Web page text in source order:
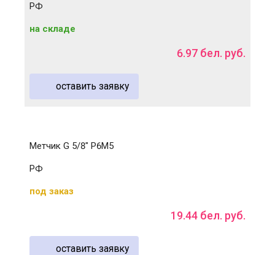
РФ
на складе
6.97 бел. руб.
оставить заявку
Метчик G 5/8" Р6М5
РФ
под заказ
19.44 бел. руб.
оставить заявку